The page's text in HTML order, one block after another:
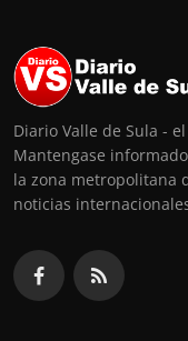
Diario Valle de Sula -
Mantengase
la zona metropolitana
noticias